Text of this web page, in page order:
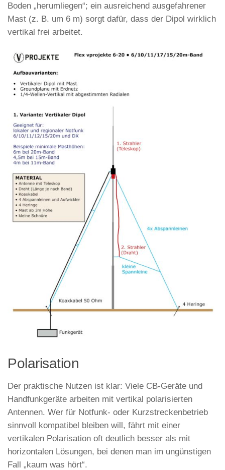
Boden „herumliegen“; ein ausreichend ausgefahrener
Mast (z. B. um 6 m) sorgt dafür, dass der Dipol wirklich
vertikal frei arbeitet.
Polarisation
Der praktische Nutzen ist klar: Viele CB-Geräte und
Handfunkgeräte arbeiten mit vertikal polarisierten
Antennen. Wer für Notfunk- oder Kurzstreckenbetrieb
sinnvoll kompatibel bleiben will, fährt mit einer
vertikalen Polarisation oft deutlich besser als mit
horizontalen Lösungen, bei denen man im ungünstigen
Fall „kaum was hört“.